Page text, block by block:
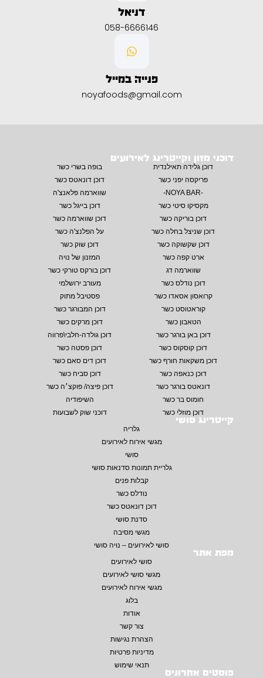
דניאל
058-6666146
פנייה במייל
noyafoods@gmail.com
דוכני מזון וקייטרינג לאירועים
דוכן גלידה תאילנדית
בופה בשרי כשר
פריקסה יפני כשר
דוכן דונאטס כשר
-NOYA BAR-
שווארמה פלאנצ'ה
מקסיקו סיטי כשר
דוכן בייגל כשר
דוכן בוריקה כשר
דוכן שווארמה כשר
דוכן שניצל בחלה כשר
על הפלנצ'ה כשר
דוכן שקשוקה כשר
דוכן שוק כשר
ארט קפה כשר
המזנון של נויה
שווארמה דג
דוכן בורקס טורקי כשר
דוכן נודלס כשר
מעורב ירושלמי
קרואסון אסאדו כשר
פסטיבל מתוק
קוראטוסט כשר
דוכן המבורגר כשר
הטאבון כשר
דוכן מרקים כשר
דוכן באן בורגר כשר
דוכן גולדה-חלבי\פרווה
דוכן קוסקוס כשר
דוכן פסטה כשר
דוכן משקאות חורף כשר
דוכן דים סאם כשר
דוכן כנאפה כשר
דוכן סביח כשר
דונאטס בורגר כשר
דוכן פיצה/ פוקצ׳ה כשר
חומוס בר כשר
השיפודיה
דוכן מוזלי כשר
דוכני שוק לשבועות
קייטרינג סושי
גלריה
מגשי אירוח לאירועים
סושי
גלריית תמונות סדנאות סושי
קבלות פנים
נודלס כשר
דוכן דונאטס כשר
סדנת סושי
מגשי מסיבה
סושי לאירועים – נויה סושי
פוסטים אחרונים
מפת אתר
סושי לאירועים
מגשי סושי לאירועים
מגשי אירוח לאירועים
בלוג
אודות
צור קשר
הצהרת נגישות
מדיניות פרטיות
תנאי שימוש